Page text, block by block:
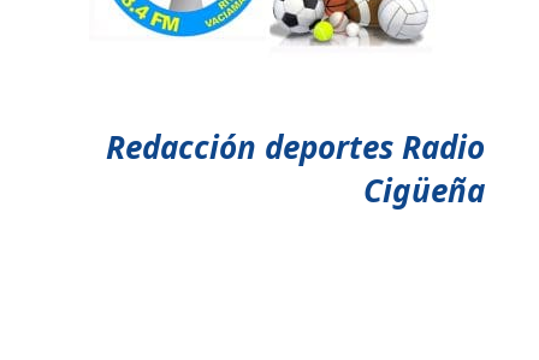
Redacción deportes Radio
Cigüeña